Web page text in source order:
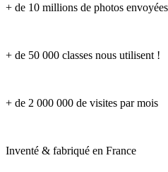
+ de 10 millions de photos envoyées
+ de 50 000 classes nous utilisent !
+ de 2 000 000 de visites par mois
Inventé & fabriqué en France